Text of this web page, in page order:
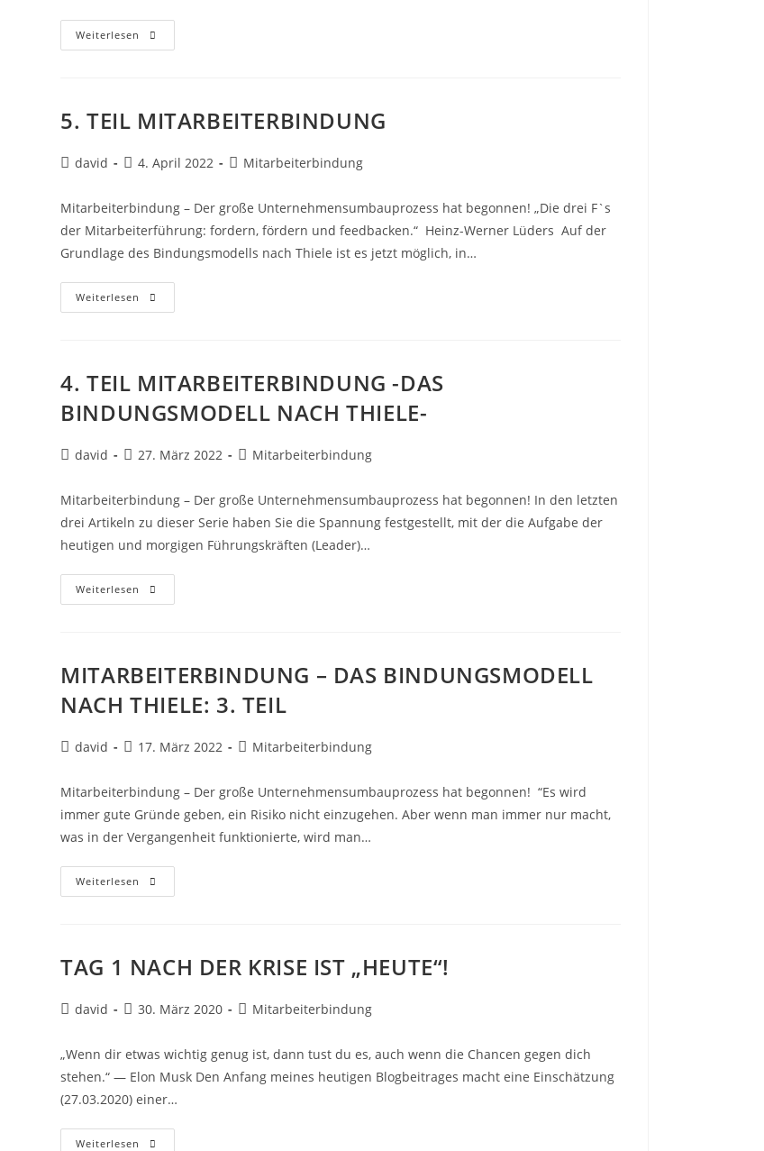
Weiterlesen
5. TEIL MITARBEITERBINDUNG
david 4. April 2022 Mitarbeiterbindung
Mitarbeiterbindung – Der große Unternehmensumbauprozess hat begonnen! „Die drei F`s
der Mitarbeiterführung: fordern, fördern und feedbacken.“ Heinz-Werner Lüders Auf der
Grundlage des Bindungsmodells nach Thiele ist es jetzt möglich, in…
Weiterlesen
4. TEIL MITARBEITERBINDUNG -DAS
BINDUNGSMODELL NACH THIELE-
david 27. März 2022 Mitarbeiterbindung
Mitarbeiterbindung – Der große Unternehmensumbauprozess hat begonnen! In den letzten
drei Artikeln zu dieser Serie haben Sie die Spannung festgestellt, mit der die Aufgabe der
heutigen und morgigen Führungskräften (Leader)…
Weiterlesen
MITARBEITERBINDUNG – DAS BINDUNGSMODELL
NACH THIELE: 3. TEIL
david 17. März 2022 Mitarbeiterbindung
Mitarbeiterbindung – Der große Unternehmensumbauprozess hat begonnen! “Es wird
immer gute Gründe geben, ein Risiko nicht einzugehen. Aber wenn man immer nur macht,
was in der Vergangenheit funktionierte, wird man…
Weiterlesen
TAG 1 NACH DER KRISE IST „HEUTE“!
david 30. März 2020 Mitarbeiterbindung
„Wenn dir etwas wichtig genug ist, dann tust du es, auch wenn die Chancen gegen dich
stehen.“ — Elon Musk Den Anfang meines heutigen Blogbeitrages macht eine Einschätzung
(27.03.2020) einer…
Weiterlesen